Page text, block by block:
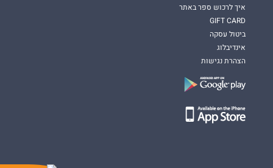
איך לרכוש ספר באתר
GIFT CARD
ביטול עסקה
אינדיבלוג
הצהרת נגישות